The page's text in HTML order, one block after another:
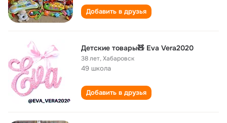
Добавить в друзья
Детские товары🧸 Eva Vera2020
38 лет,Хабаровск
49 школа
Добавить в друзья